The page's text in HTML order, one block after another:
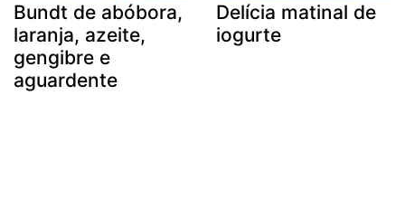
Bundt de abóbora,
laranja, azeite,
gengibre e
aguardente
Delícia matinal de
iogurte